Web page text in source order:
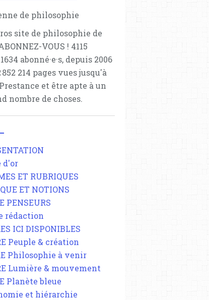
site de philosophie de
VOUS ! 4115
abonné·e·s, depuis 2006
852 214 pages vues jusqu'à
et être apte à un
nombre de choses.
d'or
ET RUBRIQUES
ET NOTIONS
PENSEURS
rédaction
ICI DISPONIBLES
Peuple & création
Philosophie à venir
Lumière & mouvement
Planète bleue
et hiérarchie